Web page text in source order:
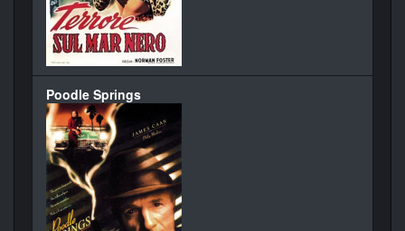
Poodle Springs